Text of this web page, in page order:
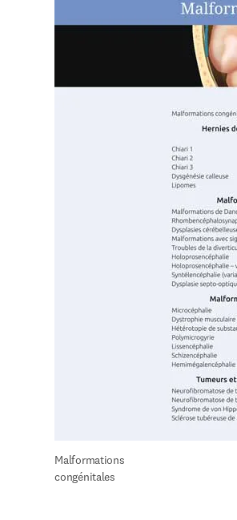
Malformations
congénitales